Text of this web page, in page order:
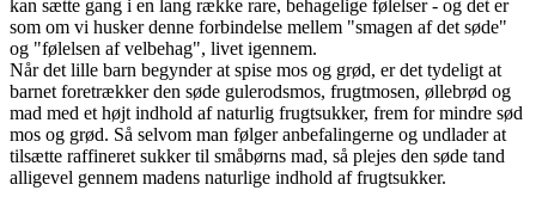
kan sætte gang i en lang række rare, behagelige følelser - og det er
som om vi husker denne forbindelse mellem "smagen af det søde"
og "følelsen af velbehag", livet igennem.
Når det lille barn begynder at spise mos og grød, er det tydeligt at
barnet foretrækker den søde gulerodsmos, frugtmosen, øllebrød og
mad med et højt indhold af naturlig frugtsukker, frem for mindre sød
mos og grød. Så selvom man følger anbefalingerne og undlader at
tilsætte raffineret sukker til småbørns mad, så plejes den søde tand
alligevel gennem madens naturlige indhold af frugtsukker.